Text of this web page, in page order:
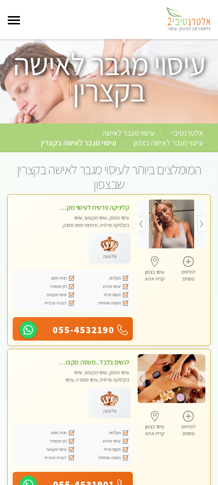
עיסוי מגבר לאישה
בקצרין
אלטרנטיבי › עיסוי מגבר לאישה ›
עיסוי מגבר לאישה בצפון › עיסוי מגבר לאישה בקצרין
המומלצים ביותר לעיסוי מגבר לאישה בקצרין
שבצפון
לפרטים
נוספים
עיסוי בצפון
קרית אתא
קליניקה פרטית לעיסוי מקצועי ואלטרנטיבי ברמה גבוהה VIP תתקשר ..... highly recommended..new in the city
עיסוי מפנק, עיסוי מקצועי, עיסוי
בקלניקה פרטית, מתחמי ספא מפנק,
טנטרה, עיסוי מגבר לגבר, עיסוי מגבר
לאישה
פלטינה
מקלחת
חניה חינם
עיסוי מרגיע
נקי ומסודר
מקום פרטי
עיסוי מקצועי
תמונה אמיתית
דוברת עיברית
055-4532190
לפרטים
נוספים
עיסוי בצפון
קרית אתא
לנשים בלבד..מעסה מקצועי לנשים בלבד לעיסוי מרגיע ומפנק VIP-מומלץ לחלוטין! פרטי! ​​​​​​
עיסוי מפנק, עיסוי מקצועי, עיסוי
בקלניקה פרטית, עיסוי טנטרה, עיסוי
פלטינה
מקלחת
חניה חינם
עיסוי מרגיע
נקי ומסודר
מקום פרטי
עיסוי מקצועי
תמונה אמיתית
דוברת עיברית